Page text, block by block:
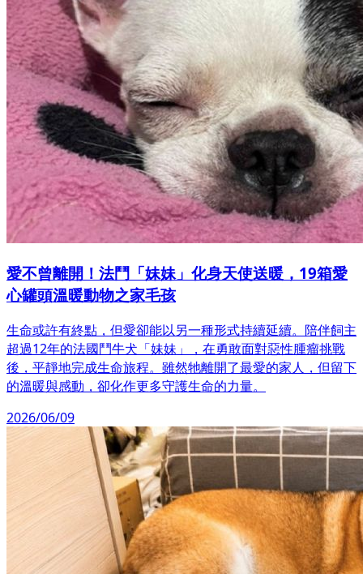
愛不曾離開！法鬥「妹妹」化身天使送暖，19箱愛
心罐頭溫暖動物之家毛孩
生命或許有終點，但愛卻能以另一種形式持續延續。陪伴飼主
超過12年的法國鬥牛犬「妹妹」，在勇敢面對惡性腫瘤挑戰
後，平靜地完成生命旅程。雖然牠離開了最愛的家人，但留下
的溫暖與感動，卻化作更多守護生命的力量。
2026/06/09